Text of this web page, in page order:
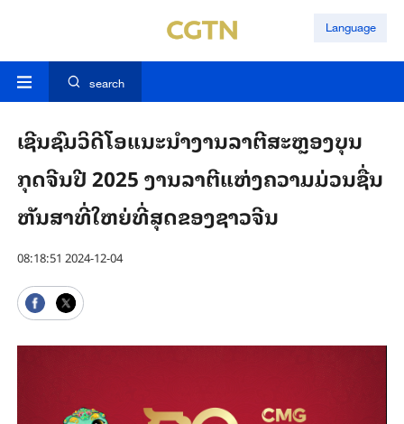
Language
search
ເຊີນຊົມວິດີໂອແນະນຳງານລາຕີສະຫຼອງບຸນ
ກຸດຈີນປີ 2025 ງານລາຕີແຫ່ງຄວາມມ່ວນຊື່ນ
ຫັນສາທີ່ໃຫຍ່ທີ່ສຸດຂອງຊາວຈີນ
08:18:51 2024-12-04